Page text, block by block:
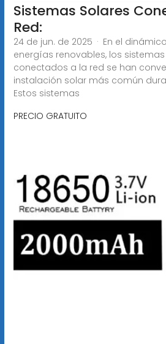
Sistemas Solares
Red:
24 de jun. de 2025 · En el
energías renovables, los
conectados a la red se han
instalación solar más común
Estos sistemas
PRECIO GRATUITO